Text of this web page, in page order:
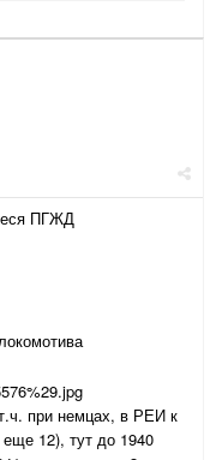
ПГЖД
при немцах, в РЕИ к
12), тут до 1940